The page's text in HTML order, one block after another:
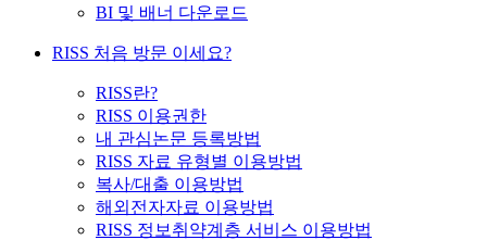
BI 및 배너 다운로드
RISS 처음 방문 이세요?
RISS란?
RISS 이용권한
내 관심논문 등록방법
RISS 자료 유형별 이용방법
복사/대출 이용방법
해외전자자료 이용방법
RISS 정보취약계층 서비스 이용방법